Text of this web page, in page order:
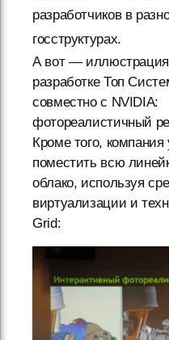
разработчиков в
госструктурах.
А вот — иллюстрация
разработке Топ
совместно с NVIDIA:
фотореалистичный
Кроме того, компания
поместить всю
облако, используя
виртуализации и
Grid: